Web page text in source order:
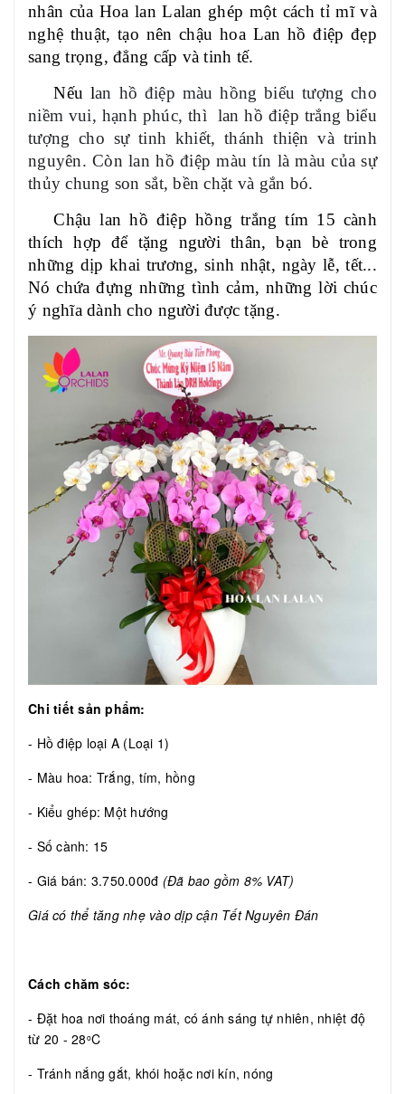
nhân của Hoa lan Lalan ghép một cách tỉ mĩ và
nghệ thuật, tạo nên chậu hoa Lan hồ điệp đẹp
sang trọng, đẳng cấp và tinh tế.
Nếu lan hồ điệp màu hồng biểu tượng cho
niềm vui, hạnh phúc,thì lan hồ điệp trắng biểu
tượng cho sự tinh khiết, thánh thiện và trinh
nguyên. Còn lan hồ điệp màu tín là màu của sự
thủy chung son sắt, bền chặt và gắn bó.
Chậu lan hồ điệp hồng trắng tím 15 cành
thích hợp để tặng người thân, bạn bè trong
những dịp khai trương, sinh nhật, ngày lễ, tết...
Nó chứa đựng những tình cảm, những lời chúc
ý nghĩa dành cho người được tặng.
Chi tiết sản phẩm:
- Hồ điệp loại A (Loại 1)
- Màu hoa: Trắng, tím, hồng
- Kiểu ghép: Một hướng
- Số cành: 15
- Giá bán: 3.750.000đ (Đã bao gồm 8% VAT)
Giá có thể tăng nhẹ vào dịp cận Tết Nguyên Đán
Cách chăm sóc:
- Đặt hoa nơi thoáng mát, có ánh sáng tự nhiên, nhiệt độ
từ 20 - 28oC
- Tránh nắng gắt, khói hoặc nơi kín, nóng